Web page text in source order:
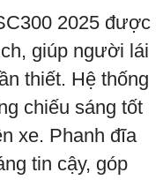
2025 được
giúp người lái
thiết. Hệ thống
chiếu sáng tốt
xe. Phanh đĩa
tin cậy, góp